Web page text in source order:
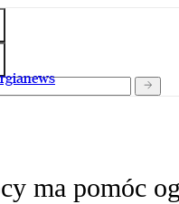
ma pomóc